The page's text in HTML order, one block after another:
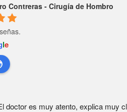
Contreras - Cirugía de Hombro
le
doctor es muy atento, explica muy